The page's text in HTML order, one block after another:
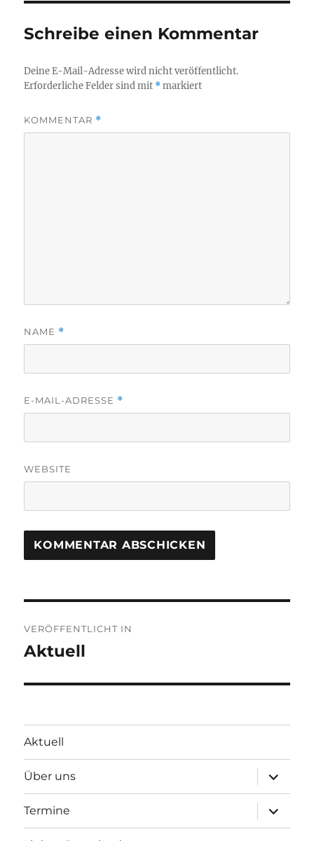
Schreibe einen Kommentar
Deine E-Mail-Adresse wird nicht veröffentlicht.
Erforderliche Felder sind mit *markiert
KOMMENTAR *
NAME *
E-MAIL-ADRESSE *
WEBSITE
VERÖFFENTLICHT IN
Aktuell
Aktuell
Über uns
öffnen
Termine
öffnen